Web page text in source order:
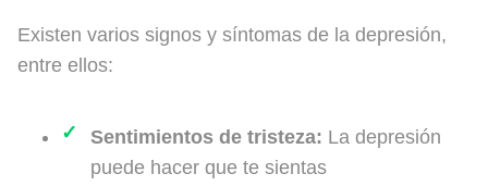
Existen varios signos y síntomas de la depresión,
entre ellos:
Sentimientos de tristeza: La depresión
puede hacer que te sientas